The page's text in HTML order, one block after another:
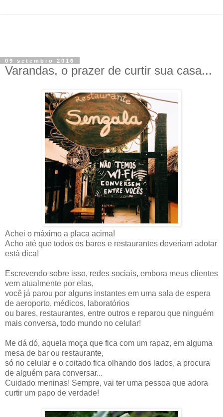
09 setembro 2016
Varandas, o prazer de curtir sua casa...
Achei o máximo a placa acima!
Acho até que todos os bares e restaurantes deveriam adotar
está dica!
Escrevendo sobre isso, redes sociais, embora meus clientes
vem atualmente por elas,
você já parou por alguns instantes em uma sala de espera
de aeroporto, médicos, laboratórios
ou bares, restaurantes, entre outros e reparou que ninguém
mais conversa, todo mundo no celular!
Me dá dó, aquela moça que fica com um rapaz, em alguma
mesa de bar ou restaurante,
só no celular e o coitado fica olhando dos lados, a procura
de alguém para conversar...
Cuidado meninas! Sempre, vai ter uma pessoa que adora
curtir um papo de verdade!